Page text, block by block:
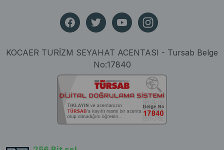
KOCAER TURİZM SEYAHAT ACENTASI - Tursab Belge
No:17840